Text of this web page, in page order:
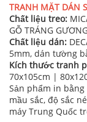
TRANH MẶT DÁN
Chất liệu treo:
GỖ TRÁNG
Chất liệu dán:
5mm, dán tường
Kích thước tranh
70x105cm |
Sản phẩm in
mầu sắc, độ sắc
máy Trung Quốc